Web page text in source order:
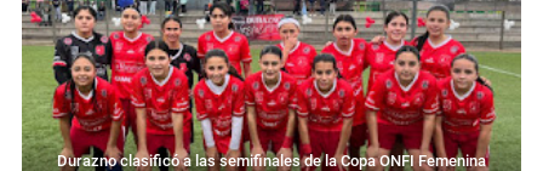
Durazno clasificó a las semifinales de la Copa ONFI Femenina